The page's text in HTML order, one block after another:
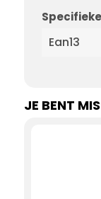
Ean13
JE BENT